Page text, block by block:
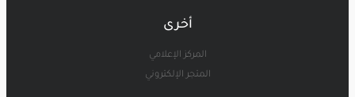
أخرى
المركز الإعلامي
المتجر الإلكتروني